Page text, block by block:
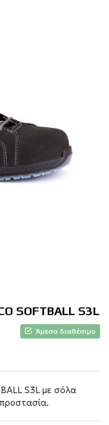
SOFTBALL S3L
Άμεσα διαθέσιμο
S3L με σόλα